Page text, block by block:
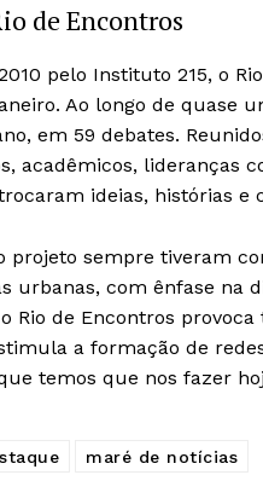
de Encontros
pelo Instituto 215, o
Ao longo de quase
em 59 debates.
acadêmicos, lideranças
ideias, histórias e
projeto sempre tiveram
urbanas, com ênfase na
Rio de Encontros
a formação de
temos que nos fazer
maré de notícias